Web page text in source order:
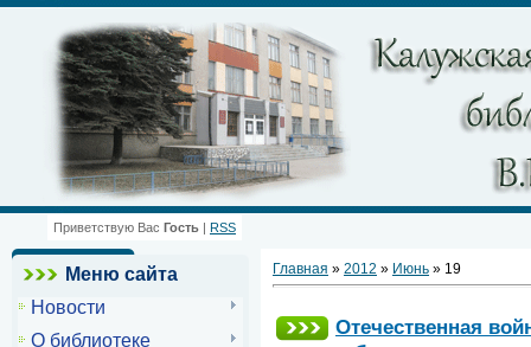
Приветствую Вас Гость | RSS
Меню сайта
Новости
О библиотеке
Главная » 2012 » Июнь » 19
Отечественная